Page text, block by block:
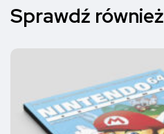
Sprawdź również